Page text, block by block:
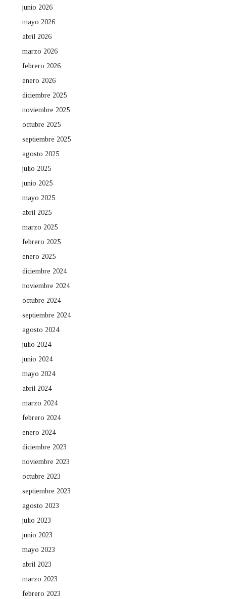
junio 2026
mayo 2026
abril 2026
marzo 2026
febrero 2026
enero 2026
diciembre 2025
noviembre 2025
octubre 2025
septiembre 2025
agosto 2025
julio 2025
junio 2025
mayo 2025
abril 2025
marzo 2025
febrero 2025
enero 2025
diciembre 2024
noviembre 2024
octubre 2024
septiembre 2024
agosto 2024
julio 2024
junio 2024
mayo 2024
abril 2024
marzo 2024
febrero 2024
enero 2024
diciembre 2023
noviembre 2023
octubre 2023
septiembre 2023
agosto 2023
julio 2023
junio 2023
mayo 2023
abril 2023
marzo 2023
febrero 2023